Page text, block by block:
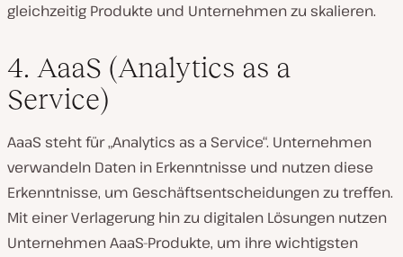
gleichzeitig Produkte und Unternehmen zu skalieren.
4. AaaS (Analytics as a
Service)
AaaS steht für „Analytics as a Service“. Unternehmen
verwandeln Daten in Erkenntnisse und nutzen diese
Erkenntnisse, um Geschäftsentscheidungen zu treffen.
Mit einer Verlagerung hin zu digitalen Lösungen nutzen
Unternehmen AaaS-Produkte, um ihre wichtigsten